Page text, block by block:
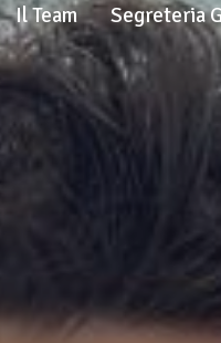
Il Team Segreteria